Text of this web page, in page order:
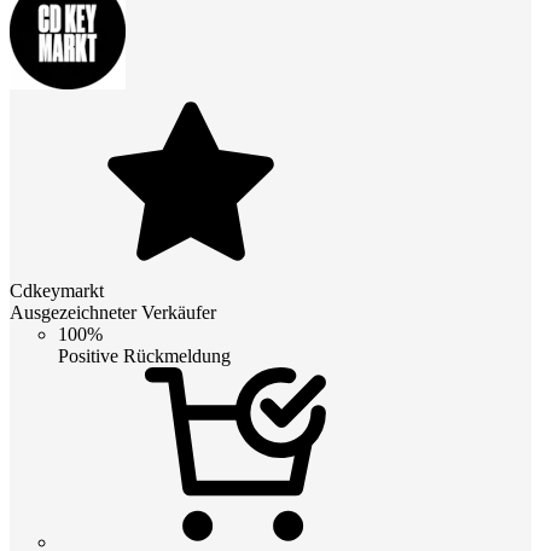
Cdkeymarkt
Ausgezeichneter Verkäufer
100%
Positive Rückmeldung